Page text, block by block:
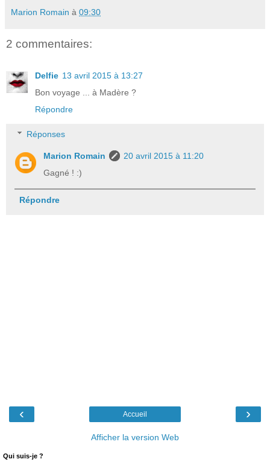
Marion Romain à 09:30
2 commentaires:
Delfie 13 avril 2015 à 13:27
Bon voyage ... à Madère ?
Répondre
Réponses
Marion Romain
20 avril 2015 à 11:20
Gagné ! :)
Répondre
‹ ›
Accueil
Afficher la version Web
Qui suis-je ?